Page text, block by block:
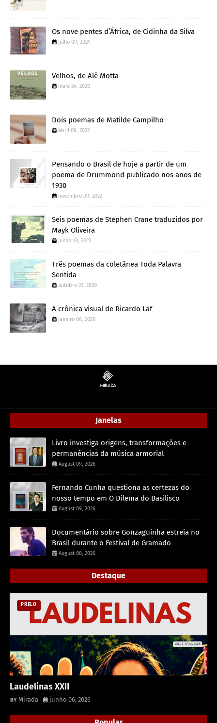
Os nove pentes d’África, de Cidinha da Silva
julho 09, 2021
Velhos, de Alê Motta
maio 24, 2020
Dois poemas de Matilde Campilho
abril 08, 2022
Pensando o Brasil de hoje a partir de um
poema de Drummond publicado nos anos de
1930
novembro 09, 2022
Seis poemas de Stephen Crane traduzidos por
Mayk Oliveira
junho 10, 2022
Três poemas da coletânea Toda Palavra
Sentida
outubro 31, 2020
A crônica visual de Ricardo Laf
janeiro 06, 2020
Janelas
Livro investiga origens, transformações e
permanências da música armorial
August 09, 2026
Fernando Cunha questiona as certezas do
nosso tempo em O Dilema do Basilisco
August 09, 2026
Documentário sobre Gonzaguinha estreia no
Brasil durante o Festival de Gramado
August 08, 2026
Destaque
PRELO
Laudelinas XXII
Mirada junho 06, 2026